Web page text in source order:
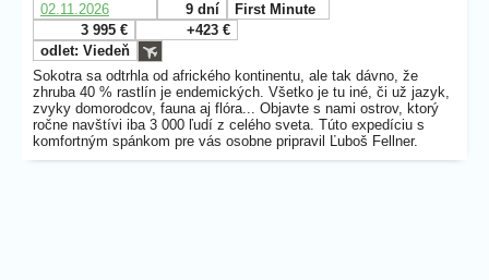
02.11.2026
9 dní
First Minute
3 995 €
+423 €
odlet: Viedeň
Sokotra sa odtrhla od afrického kontinentu, ale tak dávno, že
zhruba 40 % rastlín je endemických. Všetko je tu iné, či už jazyk,
zvyky domorodcov, fauna aj flóra... Objavte s nami ostrov, ktorý
ročne navštívi iba 3 000 ľudí z celého sveta. Túto expedíciu s
komfortným spánkom pre vás osobne pripravil Ľuboš Fellner.